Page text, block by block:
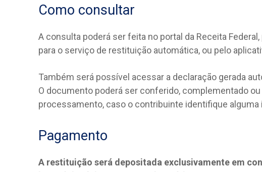
Como consultar
A consulta poderá ser feita no portal da Receita
para o serviço de restituição automática, ou pelo
Também será possível acessar a declaração gerada
O documento poderá ser conferido, complementado
processamento, caso o contribuinte identifique
Pagamento
A restituição será depositada exclusivamente em